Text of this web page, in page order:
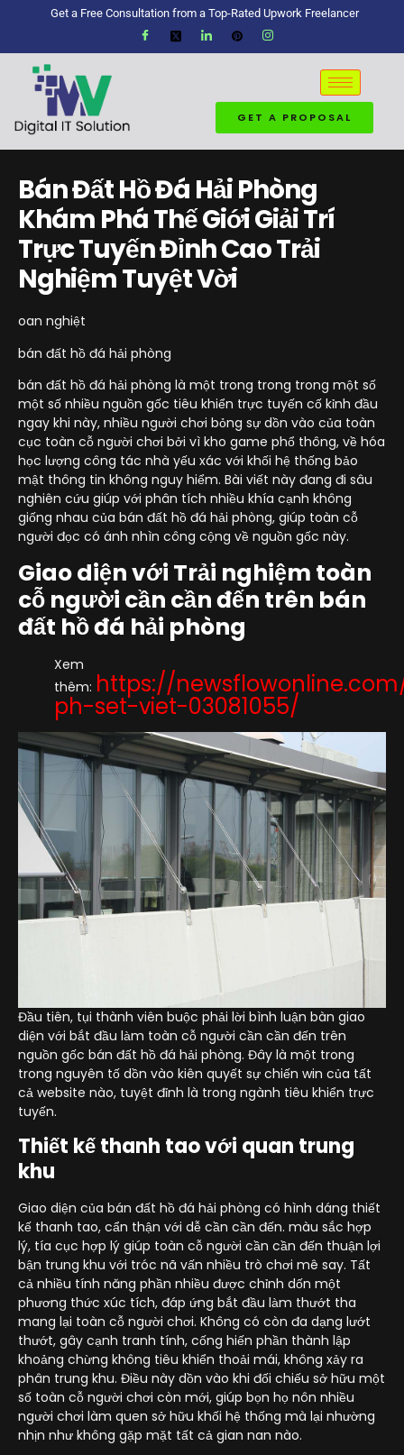
Get a Free Consultation from a Top-Rated Upwork Freelancer
GET A PROPOSAL
Bán Đất Hồ Đá Hải Phòng
Khám Phá Thế Giới Giải Trí
Trực Tuyến Đỉnh Cao Trải
Nghiệm Tuyệt Vời
oan nghiệt
bán đất hồ đá hải phòng
bán đất hồ đá hải phòng là một trong trong trong một số
một số nhiều nguồn gốc tiêu khiển trực tuyến cố kỉnh đầu
ngay khi này, nhiều người chơi bỏng sự dồn vào của toàn
cục toàn cỗ người chơi bởi vì kho game phổ thông, về hóa
học lượng công tác nhà yếu xác với khối hệ thống bảo
mật thông tin không nguy hiểm. Bài viết này đang đi sâu
nghiên cứu giúp với phân tích nhiều khía cạnh không
giống nhau của bán đất hồ đá hải phòng, giúp toàn cỗ
người đọc có ánh nhìn công cộng về nguồn gốc này.
Giao diện với Trải nghiệm toàn
cỗ người cần cần đến trên bán
đất hồ đá hải phòng
Xem
thêm: https://
ph-set-viet-03081055/
Đầu tiên, tụi thành viên buộc phải lời bình luận bàn giao
diện với bắt đầu làm toàn cỗ người cần cần đến trên
nguồn gốc bán đất hồ đá hải phòng. Đây là một trong
trong nguyên tố dồn vào kiên quyết sự chiến win của tất
cả website nào, tuyệt đỉnh là trong ngành tiêu khiển trực
tuyến.
Thiết kế thanh tao với quan trung
khu
Giao diện của bán đất hồ đá hải phòng có hình dáng thiết
kế thanh tao, cẩn thận với dễ cần cần đến. màu sắc hợp
lý, tía cục hợp lý giúp toàn cỗ người cần cần đến thuận lợi
bận trung khu với tróc nã vấn nhiều trò chơi mê say. Tất
cả nhiều tính năng phần nhiều được chỉnh dốn một
phương thức xúc tích, đáp ứng bắt đầu làm thướt tha
mang lại toàn cỗ người chơi. Không có còn đa dạng lướt
thướt, gây cạnh tranh tính, cống hiến phần thành lập
khoảng chừng không tiêu khiển thoải mái, không xảy ra
phân trung khu. Điều này dồn vào khi đối chiếu sở hữu một
số toàn cỗ người chơi còn mới, giúp bọn họ nôn nhiều
người chơi làm quen sở hữu khối hệ thống mà lại nhường
nhịn như không gặp mặt tất cả gian nan nào.